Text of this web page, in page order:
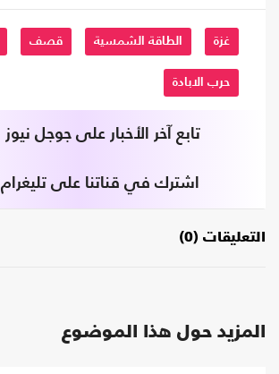
غزة الطاقة الشمسية قصف
حرب الابادة
تابع آخر الأخبار على جوجل نيوز
اشترك في قناتنا على تليغرام
التعليقات (0)
المزيد حول هذا الموضوع